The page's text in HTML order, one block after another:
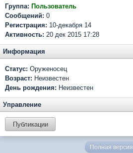
Группа: Пользователь
Сообщений: 0
Регистрация: 10-декабря 14
Активность: 20 дек 2015 17:28
Информация
Статус: Оруженосец
Возраст: Неизвестен
День рождения: Неизвестен
Управление
Публикации
Полная версия